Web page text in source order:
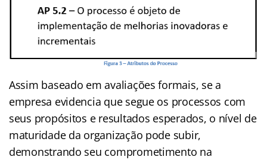
Assim baseado em avaliações formais, se a
empresa evidencia que segue os processos com
seus propósitos e resultados esperados, o nível de
maturidade da organização pode subir,
demonstrando seu comprometimento na